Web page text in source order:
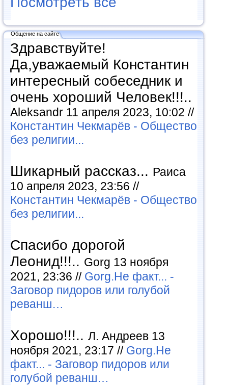
Общение на сайте
Здравствуйте!
Да,уважаемый Константин
интересный собеседник и
очень хороший Человек!!!..
Aleksandr 11 апреля 2023, 10:02 //
Константин Чекмарёв - Общество
без религии...
Шикарный рассказ... Раиса
10 апреля 2023, 23:56 //
Константин Чекмарёв - Общество
без религии...
Спасибо дорогой
Леонид!!!.. Gorg 13 ноября
2021, 23:36 // Gorg.Не факт... -
Заговор пидоров или голубой
реванш…
Хорошо!!!.. Л. Андреев 13
ноября 2021, 23:17 // Gorg.Не
факт... - Заговор пидоров или
голубой реванш…